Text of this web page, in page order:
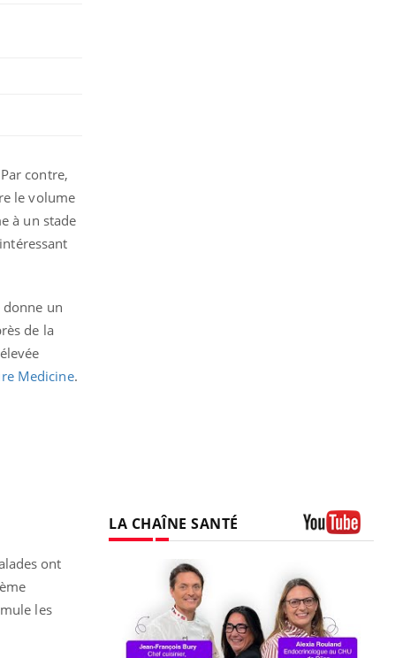
contre,
le volume
à un stade
donne un
de la
Medicine.
ont
les
LA CHAÎNE SANTÉ